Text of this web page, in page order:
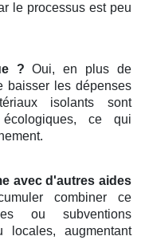
le processus est peu
? Oui, en plus de
baisser les dépenses
isolants sont
écologiques, ce qui
avec d'autres aides
combiner ce
ou subventions
locales, augmentant